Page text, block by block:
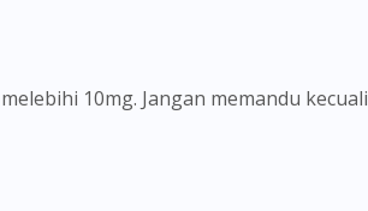
10mg. Jangan memandu kecuali